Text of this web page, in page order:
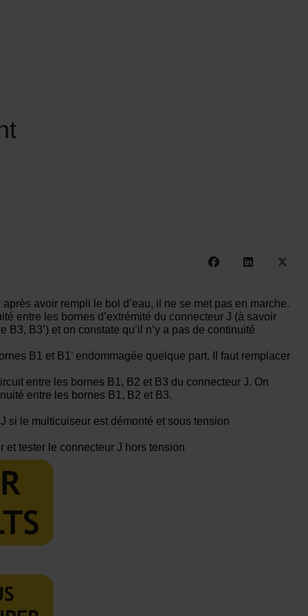
avoir rempli le bol d’eau, il ne se met pas en marche.
entre les bornes d’extrémité du connecteur J (à savoir
B3, B3’) et on constate qu’il n’y a pas de continuité
B1 et B1’ endommagée quelque part. Il faut remplacer
entre les bornes B1, B2 et B3 du connecteur J. On
entre les bornes B1, B2 et B3.
si le multicuiseur est démonté et sous tension
tester le connecteur J hors tension